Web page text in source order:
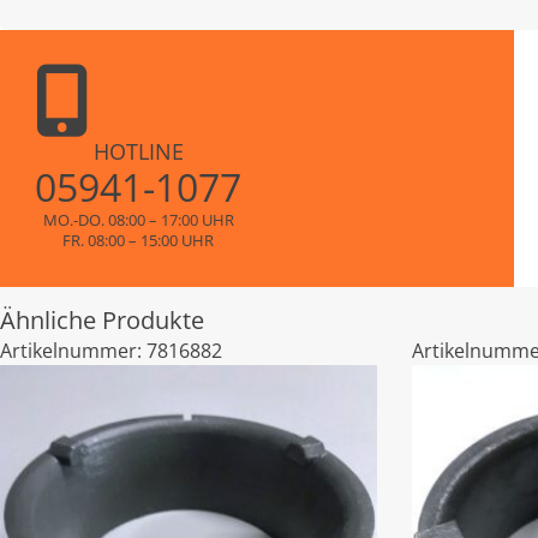
HOTLINE
05941-1077
MO.-DO. 08:00 – 17:00 UHR
FR. 08:00 – 15:00 UHR
Ähnliche Produkte
Artikelnummer: 7816882